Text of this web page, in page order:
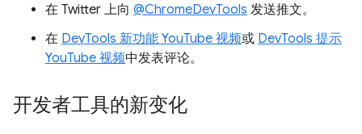
在 Twitter 上向 @ChromeDevTools 发送推文。
在 DevTools 新功能 YouTube 视频或 DevTools 提示
YouTube 视频中发表评论。
开发者工具的新变化